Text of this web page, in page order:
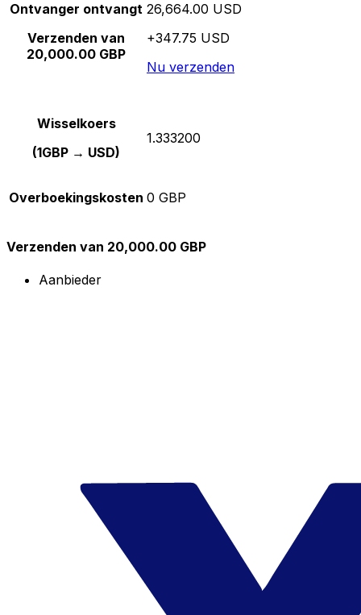
Ontvanger ontvangt
Verzenden van
20,000.00 GBP
26,664.00 USD
+347.75 USD
Nu verzenden
Wisselkoers
(1GBP → USD)
1.333200
Overboekingskosten 0 GBP
Verzenden van 20,000.00 GBP
Aanbieder